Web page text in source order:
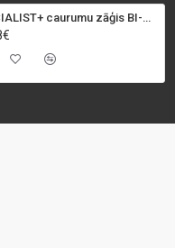
SPECIALIST+ caurumu zāģis BI-METAL, 98 mm